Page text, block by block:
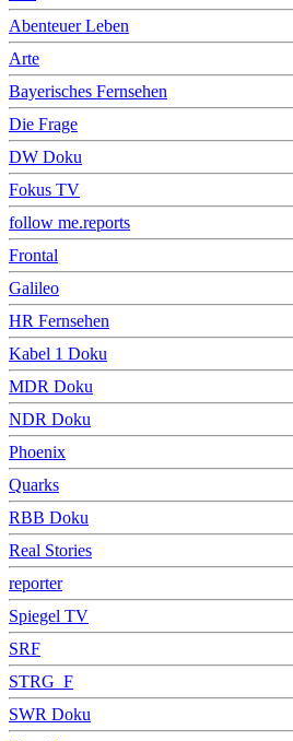
Abenteuer Leben
Arte
Bayerisches Fernsehen
Die Frage
DW Doku
Fokus TV
follow me.reports
Frontal
Galileo
HR Fernsehen
Kabel 1 Doku
MDR Doku
NDR Doku
Phoenix
Quarks
RBB Doku
Real Stories
reporter
Spiegel TV
SRF
STRG_F
SWR Doku